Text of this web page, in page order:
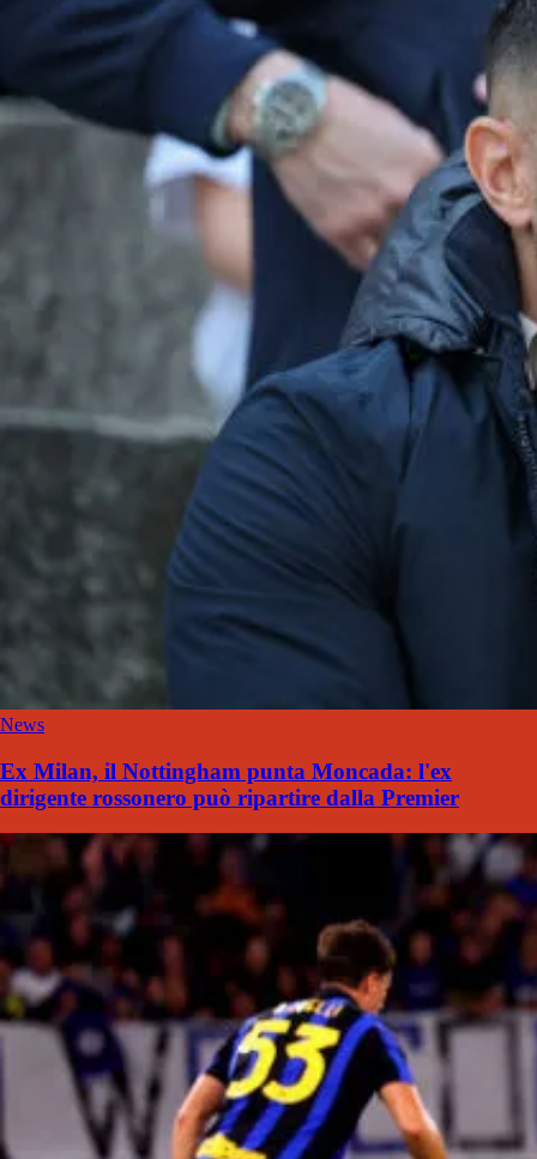
News
Ex Milan, il Nottingham punta Moncada: l'ex
dirigente rossonero può ripartire dalla Premier